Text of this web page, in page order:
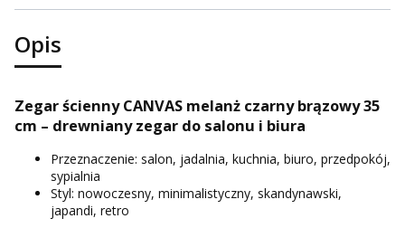
Opis
Zegar ścienny CANVAS melanż czarny brązowy 35
cm – drewniany zegar do salonu i biura
Przeznaczenie: salon, jadalnia, kuchnia, biuro, przedpokój,
sypialnia
Styl: nowoczesny, minimalistyczny, skandynawski,
japandi, retro